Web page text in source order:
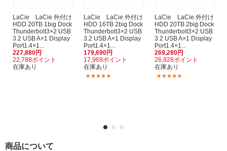
LaCie LaCie 外付け
HDD 20TB 1big Dock
Thunderbolt3×2 USB
3.2 USB A×1 Display
Port1.4×1...
227,880円
22,788ポイント
在庫あり
LaCie LaCie 外付け
HDD 16TB 2big Dock
Thunderbolt3×2 USB
3.2 USB A×1 Display
Port1.4×1...
179,690円
17,969ポイント
在庫あり
LaCie LaCie 外付け
HDD 20TB 2big Dock
Thunderbolt3×2 USB
3.2 USB A×1 Display
Port1.4×1...
269,280円
26,928ポイント
在庫あり
商品について